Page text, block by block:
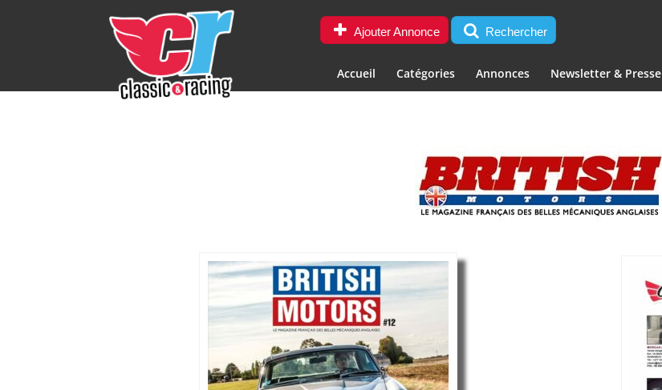
Ajouter Annonce Rechercher
Accueil Catégories Annonces Newsletter & Presse